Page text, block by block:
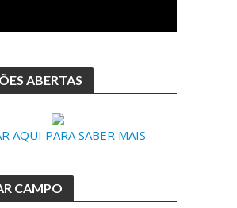
ABERTAS
AQUI PARA SABER MAIS
CAMPO